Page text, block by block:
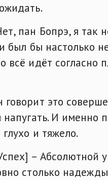
пан Бопрэ, я так
был бы настолько
всё идёт согласно
говорит это
напугать. И именно
и тяжело.
– Абсолютной
столько